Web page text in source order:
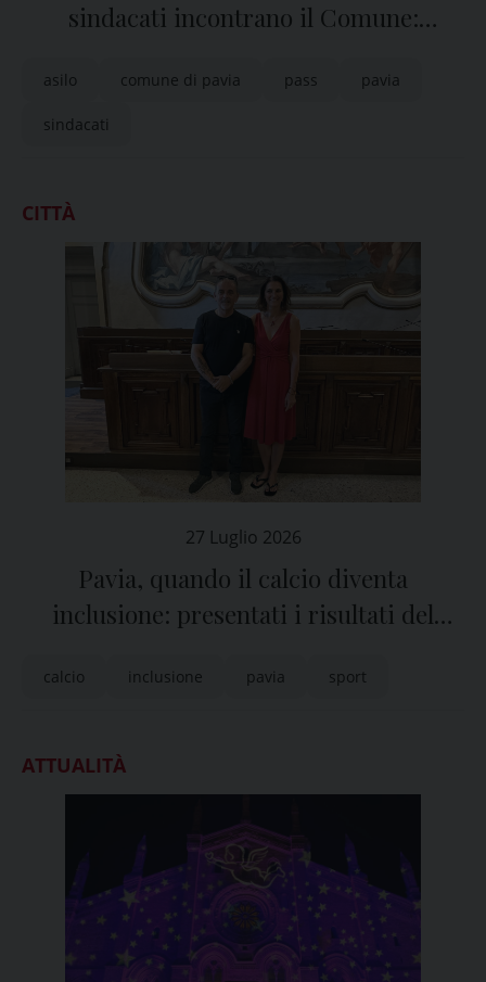
sindacati incontrano il Comune:
le famiglie”
asilo comune di pavia pass pavia
sindacati
CITTÀ
27 Luglio 2026
Pavia, quando il calcio diventa
inclusione: presentati i risultati del
calcio inclusione pavia sport
ATTUALITÀ